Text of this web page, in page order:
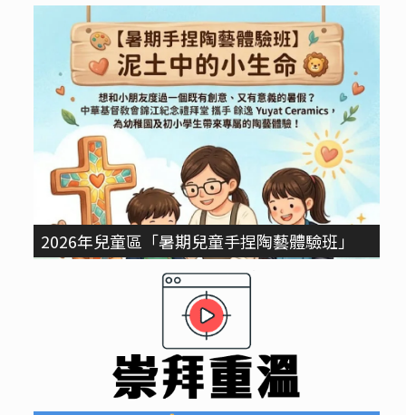
2026年兒童區「暑期兒童手捏陶藝體驗班」